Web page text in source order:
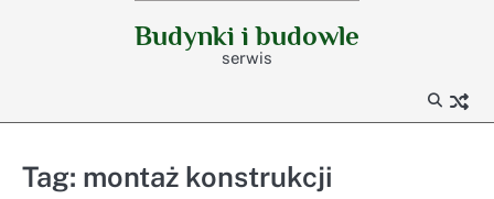
Budynki i budowle
serwis
Tag: montaż konstrukcji